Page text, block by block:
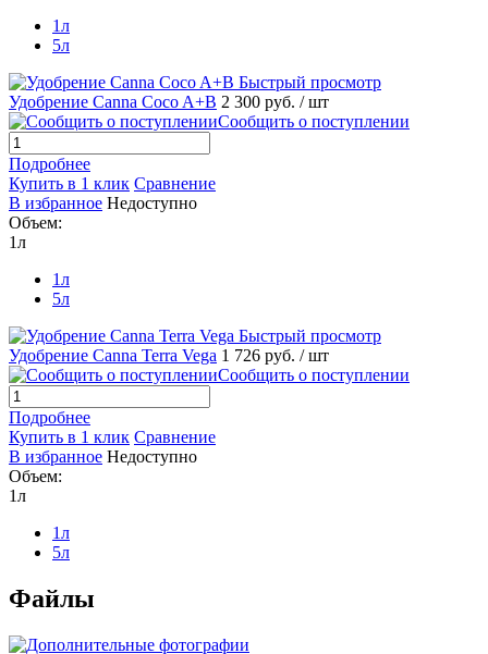
1л
5л
Быстрый просмотр
Удобрение Canna Coco A+B 2 300 руб. / шт
Сообщить о поступлении
Подробнее
Купить в 1 клик Сравнение
В избранное Недоступно
Объем:
1л
1л
5л
Быстрый просмотр
Удобрение Canna Terra Vega 1 726 руб. / шт
Сообщить о поступлении
Подробнее
Купить в 1 клик Сравнение
В избранное Недоступно
Объем:
1л
1л
5л
Файлы